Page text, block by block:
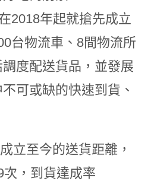
2018年起就搶先成立
台物流車、8間物流所
度配送貨品，並發展
可或缺的快速到貨、
立至今的送貨距離，
，到貨達成率